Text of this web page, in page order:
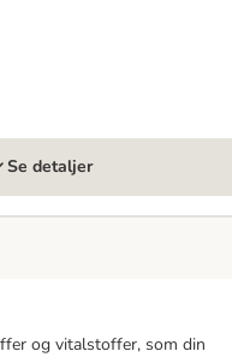
Se detaljer
og vitalstoffer, som din